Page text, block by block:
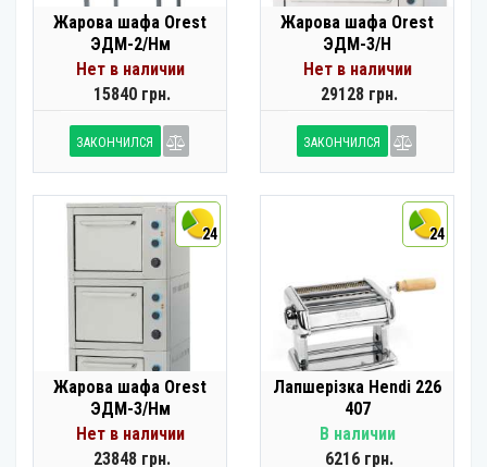
Жарова шафа Orest
ЭДМ-2/Нм
Нет в наличии
15840 грн.
ЗАКОНЧИЛСЯ
Жарова шафа Orest
ЭДМ-3/Н
Нет в наличии
29128 грн.
ЗАКОНЧИЛСЯ
24
Жарова шафа Orest
ЭДМ-3/Нм
Нет в наличии
23848 грн.
24
Лапшерізка Hendi 226
407
В наличии
6216 грн.